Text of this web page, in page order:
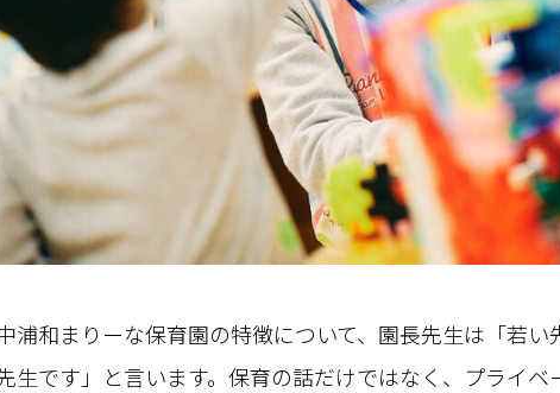
浦和まりーな保育園の特徴について、園長先生は「若
生です」と言います。保育の話だけではなく、プライ